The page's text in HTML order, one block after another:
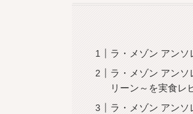
ラ・メゾン アン
ラ・メゾン アン
リーン～を実食レ
ラ・メゾン アン